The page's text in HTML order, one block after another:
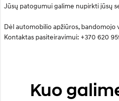
Jūsų patogumui galime nupirkti jūsų
Dėl automobilio apžiūros, bandomojo
Kontaktas pasiteiravimui: +370 620
Kuo